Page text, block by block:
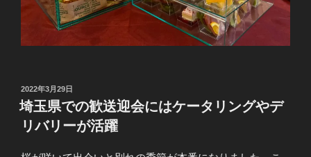
投
稿
日:
2022年3月29日
埼玉県での歓送迎会にはケータリングやデ
リバリーが活躍